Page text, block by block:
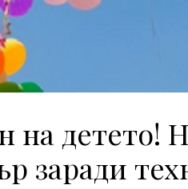
на детето!
заради